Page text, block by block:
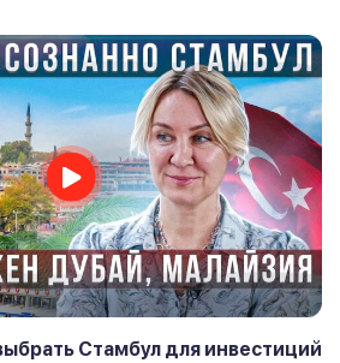
Стамбул для инвестиций